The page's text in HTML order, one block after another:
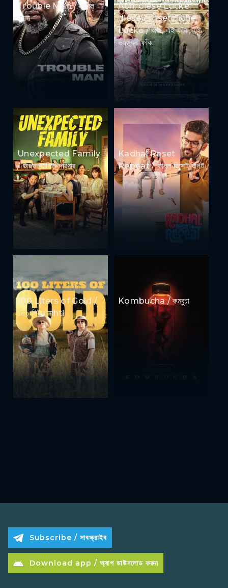
Trouble Man / ট্রাবল
ম্যান
Ach, diese Lücke,
diese entsetzliche
Lücke / আহ, এই ফাঁক, এই
ভয়ঙ্কর ফাঁক
Unexpected Family
/ অপ্রত্যাশিত পরিবার
Kadhal Reset
Repeat / কাধল রিসেট রিপিট
100 Liters of Gold /
১০০ লিটার সাhti
Kombucha / কম্বুচা
Subscribe / সাবস্ক্রাইব
Download app / অ্যাপ ডাউনলোড করুন